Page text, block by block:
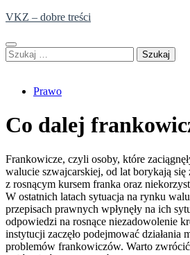
Skip
content
VKZ – dobre treści
Szukaj:
Prawo
Co dalej
Frankowicze, czyli osoby, które
walucie szwajcarskiej, od lat borykają
z rosnącym kursem franka oraz
W ostatnich latach sytuacja na rynku
przepisach prawnych wpłynęły na ich
odpowiedzi na rosnące niezadowolenie
instytucji zaczęło podejmować działania
problemów frankowiczów. Warto